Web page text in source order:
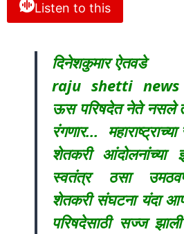
Listen to this
दिनेशकुमार ऐतवडे
raju shetti news :
ऊस परिषदेत नेते नसले
रंगणार…
शेतकरी आंदोलनांच्या
स्वतंत्र ठसा
शेतकरी संघटना यंदा
परिषदेसाठी सज्ज